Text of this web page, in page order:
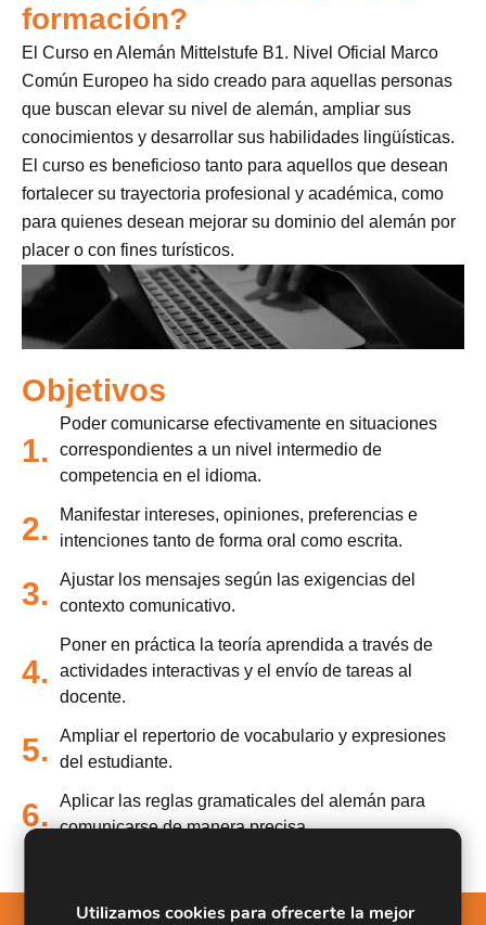
formación?
El Curso en Alemán Mittelstufe B1. Nivel Oficial Marco
Común Europeo ha sido creado para aquellas personas
que buscan elevar su nivel de alemán, ampliar sus
conocimientos y desarrollar sus habilidades lingüísticas.
El curso es beneficioso tanto para aquellos que desean
fortalecer su trayectoria profesional y académica, como
para quienes desean mejorar su dominio del alemán por
placer o con fines turísticos.
Objetivos
1.
Poder comunicarse efectivamente en situaciones
correspondientes a un nivel intermedio de
competencia en el idioma.
2.
Manifestar intereses, opiniones, preferencias e
intenciones tanto de forma oral como escrita.
3.
Ajustar los mensajes según las exigencias del
contexto comunicativo.
4.
Poner en práctica la teoría aprendida a través de
actividades interactivas y el envío de tareas al
docente.
5.
Ampliar el repertorio de vocabulario y expresiones
del estudiante.
6. Aplicar las reglas gramaticales del alemán para
comunicarse de manera precisa.
Utilizamos cookies para ofrecerte la mejor